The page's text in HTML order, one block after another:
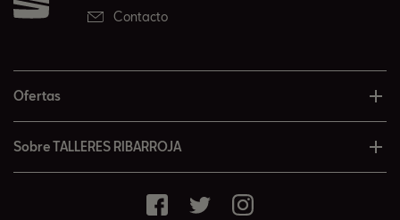
Contacto
Ofertas
Sobre TALLERES RIBARROJA